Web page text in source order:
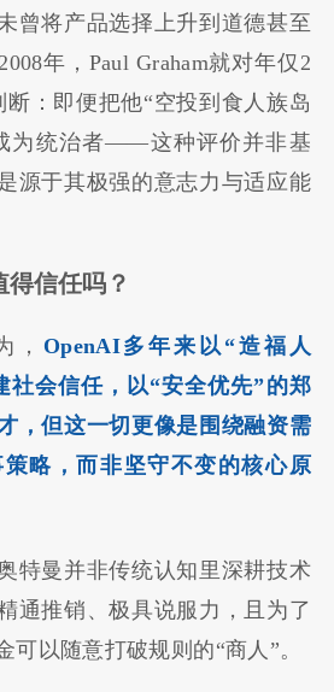
曾将产品选择上升到道德甚至
年，Paul Graham就对年仅2
：即便把他“空投到食人族岛
为统治者——这种评价并非基
源于其极强的意志力与适应能
信任吗？
， OpenAI多年来以“造福人
社会信任，以“安全优先”的郑
，但这一切更像是围绕融资需
略，而非坚守不变的核心原
特曼并非传统认知里深耕技术
通推销、极具说服力，且为了
可以随意打破规则的“商人”。